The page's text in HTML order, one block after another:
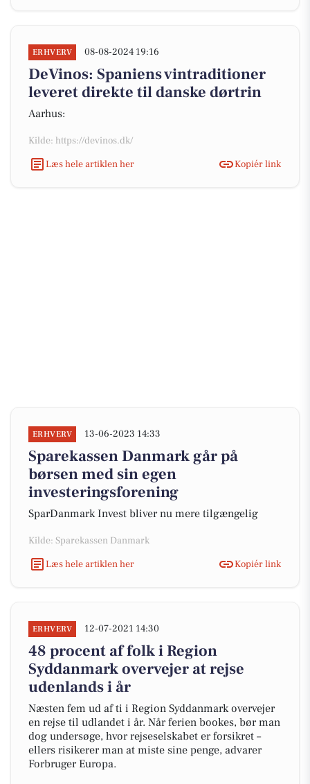
ERHVERV 08-08-2024 19:16
DeVinos: Spaniens vintraditioner
leveret direkte til danske dørtrin
Aarhus:
Kilde: https://devinos.dk/
Læs hele artiklen her
Kopiér link
ERHVERV 13-06-2023 14:33
Sparekassen Danmark går på
børsen med sin egen
investeringsforening
SparDanmark Invest bliver nu mere tilgængelig
Kilde: Sparekassen Danmark
Læs hele artiklen her
Kopiér link
ERHVERV 12-07-2021 14:30
48 procent af folk i Region
Syddanmark overvejer at rejse
udenlands i år
Næsten fem ud af ti i Region Syddanmark overvejer
en rejse til udlandet i år. Når ferien bookes, bør man
dog undersøge, hvor rejseselskabet er forsikret –
ellers risikerer man at miste sine penge, advarer
Forbruger Europa.